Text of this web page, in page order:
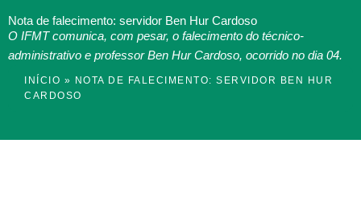
Nota de falecimento: servidor Ben Hur Cardoso
O IFMT comunica, com pesar, o falecimento do técnico-
administrativo e professor Ben Hur Cardoso, ocorrido no dia 04.
INÍCIO » NOTA DE FALECIMENTO: SERVIDOR BEN HUR
CARDOSO